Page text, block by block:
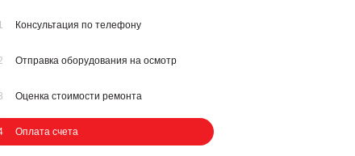
Консультация по телефону
Отправка оборудования на осмотр
Оценка стоимости ремонта
Оплата счета